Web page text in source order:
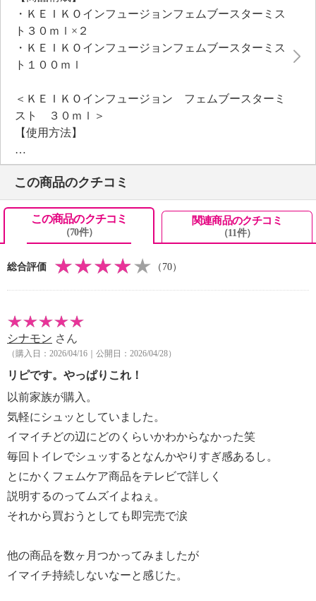
良い女性らしい香り。
＜配合／無配合表示＞
合成香料不使用、タール系色素不使用
・ＫＥＩＫＯインフュージョンフェムブースターミス
ト３０ｍｌ×２
・ＫＥＩＫＯインフュージョンフェムブースターミス
ト１００ｍｌ
＜ＫＥＩＫＯインフュージョン フェムブースターミ
スト ３０ｍｌ＞
【使用方法】
・２層式になっており、上下によく振ってからお体に
お使いください。
・デリケートゾーンにもお使いいただけます。デリケ
ートゾーンへお使いになる場合には、適量を直接噴霧
するか、拭き取り用化粧水としてご使用ください
※粘膜へのご使用は避けてください。
・水、ラウリン酸ヘキシル、ホホバ種子油、ペンチレ
レモングラス油、ニオイテンジクアオイ油、ユーカリ
葉油、α グルカンオリゴサッカリド、ミリスチン酸オ
クチルドデシル、ＢＧ、ユキノシタエキス、ハトムギ
種子エキス、 乳酸桿菌溶解質、塩化Ｎａ、トコフェ
ンテト酸５Ｎａ、フ ェノキシエタノール
【使用上の注意事項】
・お肌に異常が生じていないかよく注意して使用して
ください。
・化粧品がお肌に合わないとき、即ち次のような場合
には、使用を中止してください。
そのまま化粧品類の使用を続けますと、症状を悪化
させることがありますので、皮膚科専門医等にご相談
１．使用中に、赤み、はれ、かゆみ、刺激、色抜け
（白斑等）や黒ずみ等の異常があらわれた場合
この商品のクチコミ
この商品のクチコミ
（70件）
関連商品のクチコミ
（11件）
総合評価 （70）
シナモン さん
（購入日：2026/04/16｜公開日：2026/04/28）
リピです。やっぱりこれ！
以前家族が購入。
気軽にシュッとしていました。
イマイチどの辺にどのくらいかわからなかった笑
毎回トイレでシュッするとなんかやりすぎ感あるし。
とにかくフェムケア商品をテレビで詳しく
説明するのってムズイよねぇ。
それから買おうとしても即完売で涙
他の商品を数ヶ月つかってみましたが
イマイチ持続しないなーと感じた。